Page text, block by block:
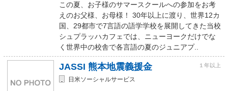
この夏、お子様のサマースクールへの参加をお考
えのお父様、お母様！ 30年以上に渡り、世界12カ
国、29都市で7言語の語学学校を展開してきた当校
シュプラッハカフェでは、ニューヨークだけでな
く世界中の校舎で各言語の夏のジュニアプ..
JASSI 熊本地震義援金 １年以上
日米ソーシャルサービス